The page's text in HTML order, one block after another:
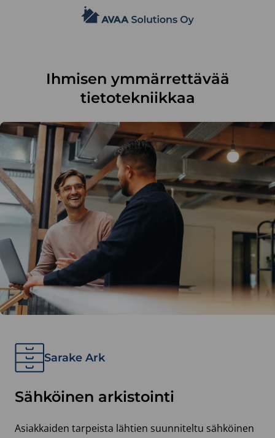
Ihmisen ymmärrettävää
tietotekniikkaa
Sarake Ark
Sähköinen arkistointi
Asiakkaiden tarpeista lähtien suunniteltu sähköinen